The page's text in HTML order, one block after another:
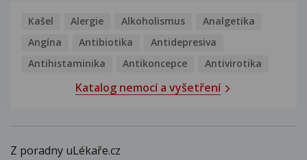
Kašel Alergie Alkoholismus
Analgetika
Angína
Antibiotika
Antidepresiva
Antihistaminika
Antikoncepce Antivirotika
Katalog nemocí a vyšetření
Z poradny uLékaře.cz